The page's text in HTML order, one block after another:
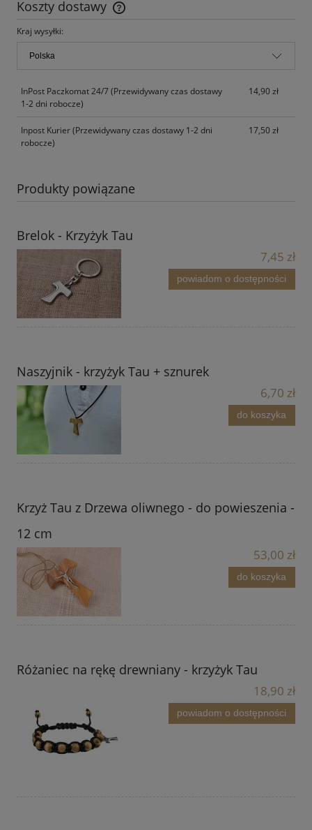
Koszty dostawy
Cena nie zawiera ewentualnych kosztów płatności
Kraj wysyłki:
InPost Paczkomat 24/7(Przewidywany czas dostawy
1-2 dni robocze)
14,90 zł
Inpost Kurier(Przewidywany czas dostawy 1-2 dni
robocze)
17,50 zł
Produkty powiązane
Brelok - Krzyżyk Tau
7,45 zł
powiadom o dostępności
Naszyjnik - krzyżyk Tau + sznurek
6,70 zł
do koszyka
Krzyż Tau z Drzewa oliwnego - do powieszenia -
12 cm
53,00 zł
do koszyka
Różaniec na rękę drewniany - krzyżyk Tau
18,90 zł
powiadom o dostępności